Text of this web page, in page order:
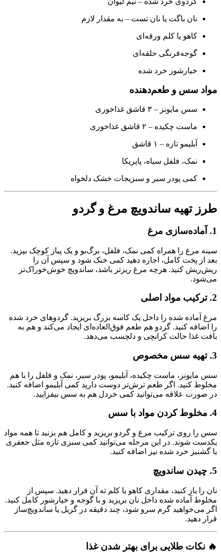
نان باگت یا نان تست – به مقدار لازم
کاهو یا کلم ورقه‌ای
گوجه‌فرنگی حلقه‌ای
خیارشور خرد شده
مواد سس و طعم‌دهنده
سس مایونز – ۳ قاشق غذاخوری
ماست چکیده – ۲ قاشق غذاخوری
آبلیمو تازه – ۱ قاشق
نمک، فلفل سیاه، پاپریکا
کمی پودر سیر و سبزیجات خشک دلخواه
طرز تهیه ساندویچ مرغ و گردو
1. آماده‌سازی مرغ
سینه مرغ را همراه کمی نمک، فلفل، برگ‌بو و یک پیاز کوچک بپزید.
بعد از پخت کامل، اجازه دهید کمی خنک شود و سپس آن را
ریش‌ریش کنید. هرچه مرغ ریزتر باشد، ساندویچ خوش‌خوراک‌تر
می‌شود.
2. ترکیب مواد اصلی
مرغ آماده شده را داخل یک کاسه بزرگ بریزید. گردوهای خرد شده
را اضافه کنید. گردو هم طعم فوق‌العاده‌ای ایجاد می‌کند و هم به
بافت غذا حالت کرانچی و دلچسب می‌دهد.
3. تهیه سس مخصوص
سس مایونز، ماست چکیده، آبلیمو، پودر سیر، نمک و فلفل را با هم
مخلوط کنید. اگر طعم ترش‌تر دوست دارید کمی آبلیمو اضافه کنید.
در صورت علاقه می‌توانید کمی خردل هم به سس بیفزایید.
4. مخلوط کردن مواد با سس
سس را روی ترکیب مرغ و گردو بریزید و کامل هم بزنید تا همه مواد
یکدست شوند. در این مرحله می‌توانید کمی سبزی تازه مثل جعفری
یا گشنیز خرد شده نیز اضافه کنید.
5. چیدن ساندویچ
نان را باز کنید، مقداری کاهو یا کلم ته آن قرار دهید. سپس از
مخلوط آماده شده داخل نان بریزید و با گوجه و خیارشور کامل کنید.
اگر می‌خواهید گرم سرو شود، چند دقیقه در گریل یا ساندویچ‌ساز
قرار دهید.
🔥 نکات طلایی برای بهتر شدن غذا